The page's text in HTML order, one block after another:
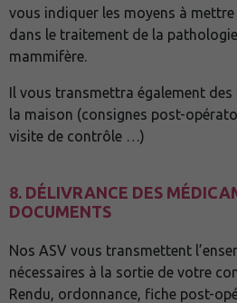
vous indiquer les moyens à mettre
dans le traitement de la
mammifère.
Il vous transmettra également
la maison (consignes post-
visite de contrôle …)
8. DÉLIVRANCE DES
DOCUMENTS
Nos ASV vous transmettent
nécessaires à la sortie de votre
Rendu, ordonnance, fiche post-